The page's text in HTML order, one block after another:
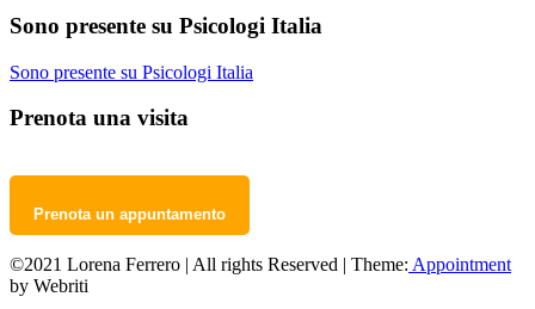
Sono presente su Psicologi Italia
Sono presente su Psicologi Italia
Prenota una visita
Prenota un appuntamento
©2021 Lorena Ferrero | All rights Reserved | Theme: Appointment
by Webriti